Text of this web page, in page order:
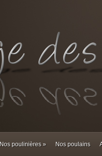
Nos poulinières» Nos poulains